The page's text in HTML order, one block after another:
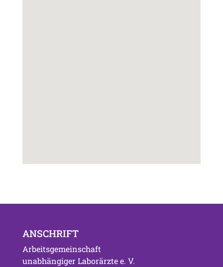
ANSCHRIFT
Arbeitsgemeinschaft
unabhängiger Laborärzte e. V.